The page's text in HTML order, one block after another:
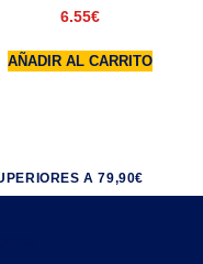
6.55€
AÑADIR AL CARRITO
A 79,90€